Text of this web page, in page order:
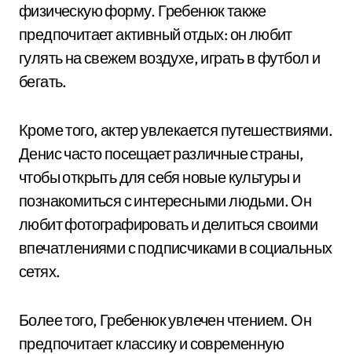
физическую форму. Гребенюк также
предпочитает активный отдых: он любит
гулять на свежем воздухе, играть в футбол и
бегать.
Кроме того, актер увлекается путешествиями.
Денис часто посещает различные страны,
чтобы открыть для себя новые культуры и
познакомиться с интересными людьми. Он
любит фотографировать и делиться своими
впечатлениями с подписчиками в социальных
сетях.
Более того, Гребенюк увлечен чтением. Он
предпочитает классику и современную